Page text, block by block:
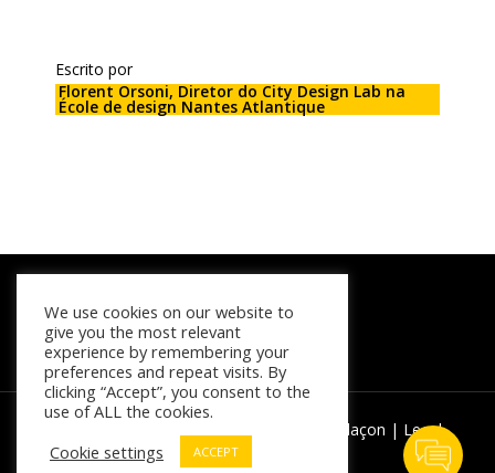
Escrito por
Florent Orsoni, Diretor do City Design Lab na
École de design Nantes Atlantique
Agence Glaçon | Legal
notice
We use cookies on our website to
give you the most relevant
experience by remembering your
preferences and repeat visits. By
clicking “Accept”, you consent to the
use of ALL the cookies.
Cookie settings
ACCEPT
Contact Us